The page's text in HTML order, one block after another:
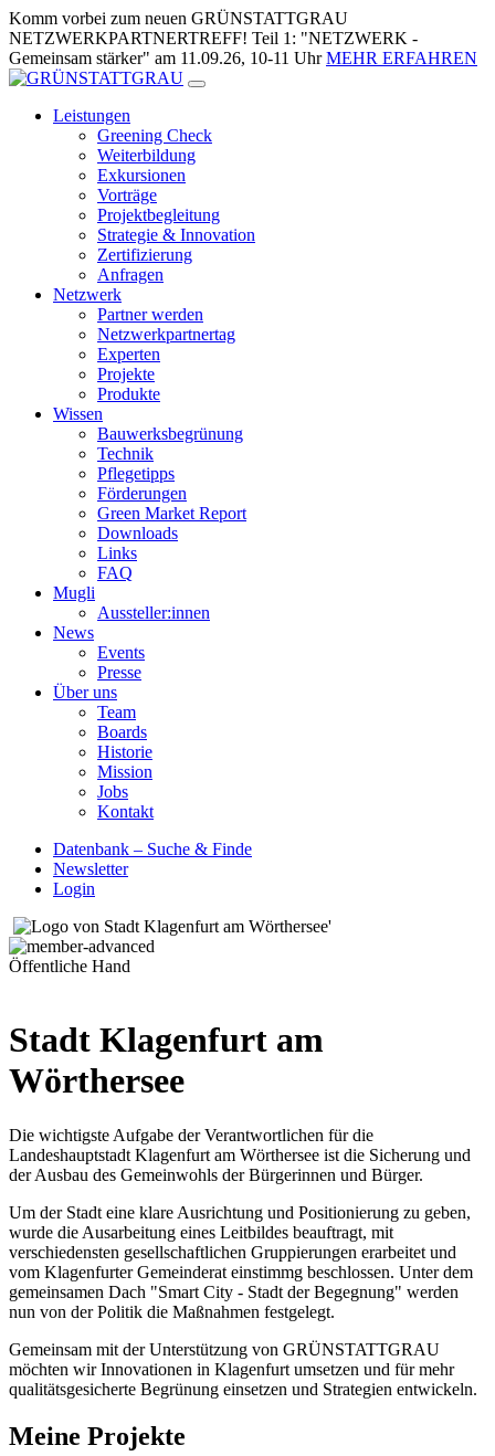
Zum
Inhalt
springen
Komm vorbei zum neuen GRÜNSTATTGRAU
NETZWERKPARTNERTREFF! Teil 1: "NETZWERK -
Gemeinsam stärker" am 11.09.26, 10-11 UhrMEHR ERFAHREN
Leistungen
Greening Check
Weiterbildung
Exkursionen
Vorträge
Projektbegleitung
Strategie & Innovation
Zertifizierung
Anfragen
Netzwerk
Partner werden
Netzwerkpartnertag
Experten
Projekte
Produkte
Wissen
Bauwerksbegrünung
Technik
Pflegetipps
Förderungen
Green Market Report
Downloads
Links
FAQ
Mugli
Aussteller:innen
News
Events
Presse
Über uns
Team
Boards
Historie
Mission
Jobs
Kontakt
Datenbank – Suche & Finde
Newsletter
Login
Öffentliche Hand
Stadt Klagenfurt am
Wörthersee
Die wichtigste Aufgabe der Verantwortlichen für die
Landeshauptstadt Klagenfurt am Wörthersee ist die Sicherung und
der Ausbau des Gemeinwohls der Bürgerinnen und Bürger.
Um der Stadt eine klare Ausrichtung und Positionierung zu geben,
wurde die Ausarbeitung eines Leitbildes beauftragt, mit
verschiedensten gesellschaftlichen Gruppierungen erarbeitet und
vom Klagenfurter Gemeinderat einstimmg beschlossen. Unter dem
gemeinsamen Dach "Smart City - Stadt der Begegnung" werden
nun von der Politik die Maßnahmen festgelegt.
Gemeinsam mit der Unterstützung von GRÜNSTATTGRAU
möchten wir Innovationen in Klagenfurt umsetzen und für mehr
qualitätsgesicherte Begrünung einsetzen und Strategien entwickeln.
Meine Projekte